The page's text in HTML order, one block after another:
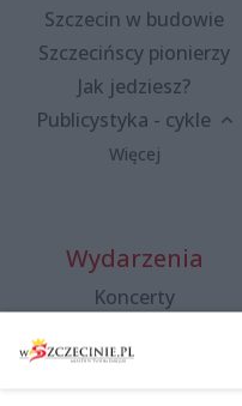
Szczecin w budowie
Szczecińscy pionierzy
Jak jedziesz?
Publicystyka - cykle
Więcej
Wydarzenia
Koncerty
Spacery i oprowadzania